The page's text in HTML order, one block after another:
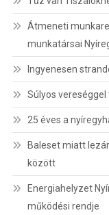
Átmeneti
munkatársai
Ingyenesen
Súlyos vereséggel
25 éves a
Baleset miatt
között
Energiahelyzet
működési rendje